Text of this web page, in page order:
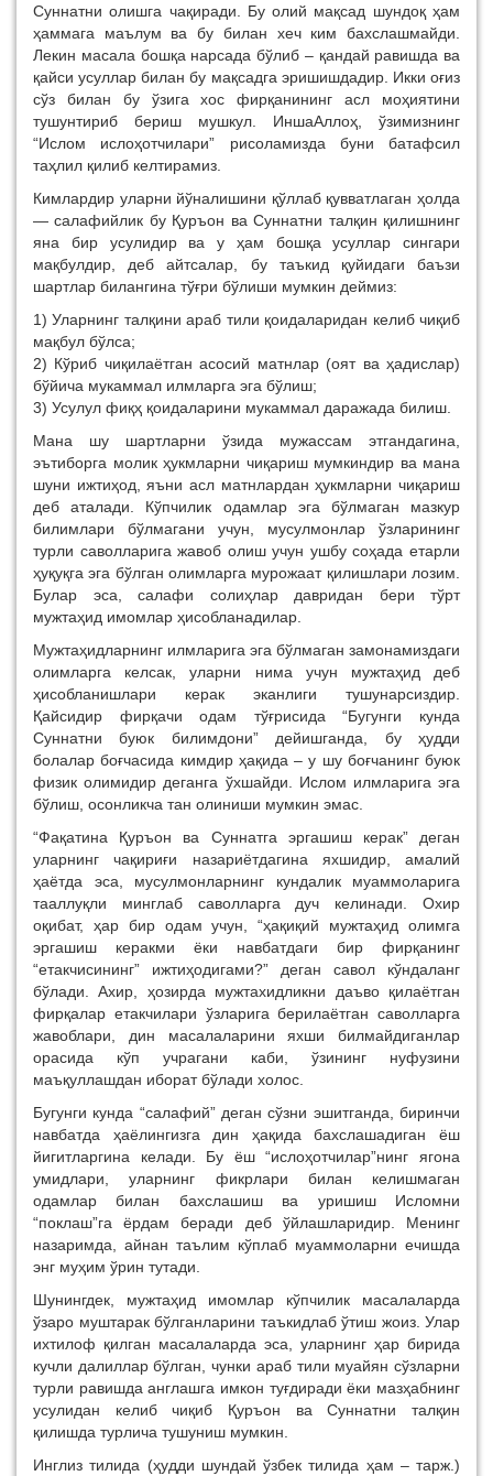
Суннатни олишга чақиради. Бу олий мақсад шундоқ ҳам
ҳаммага маълум ва бу билан хеч ким бахслашмайди.
Лекин масала бошқа нарсада бўлиб – қандай равишда ва
қайси усуллар билан бу мақсадга эришишдадир. Икки оғиз
сўз билан бу ўзига хос фирқанининг асл моҳиятини
тушунтириб бериш мушкул. ИншаАллоҳ, ўзимизнинг
“Ислом ислоҳотчилари” рисоламизда буни батафсил
таҳлил қилиб келтирамиз.
Кимлардир уларни йўналишини қўллаб қувватлаган ҳолда
— салафийлик бу Қуръон ва Суннатни талқин қилишнинг
яна бир усулидир ва у ҳам бошқа усуллар сингари
мақбулдир, деб айтсалар, бу таъкид қуйидаги баъзи
шартлар билангина тўғри бўлиши мумкин деймиз:
1) Уларнинг талқини араб тили қоидаларидан келиб чиқиб
мақбул бўлса;
2) Кўриб чиқилаётган асосий матнлар (оят ва ҳадислар)
бўйича мукаммал илмларга эга бўлиш;
3) Усулул фиқҳ қоидаларини мукаммал даражада билиш.
Мана шу шартларни ўзида мужассам этгандагина,
эътиборга молик ҳукмларни чиқариш мумкиндир ва мана
шуни ижтиҳод, яъни асл матнлардан ҳукмларни чиқариш
деб аталади. Кўпчилик одамлар эга бўлмаган мазкур
билимлари бўлмагани учун, мусулмонлар ўзларининг
турли саволларига жавоб олиш учун ушбу соҳада етарли
ҳуқуқга эга бўлган олимларга мурожаат қилишлари лозим.
Булар эса, салафи солиҳлар давридан бери тўрт
мужтаҳид имомлар ҳисобланадилар.
Мужтаҳидларнинг илмларига эга бўлмаган замонамиздаги
олимларга келсак, уларни нима учун мужтаҳид деб
ҳисобланишлари керак эканлиги тушунарсиздир.
Қайсидир фирқачи одам тўғрисида “Бугунги кунда
Суннатни буюк билимдони” дейишганда, бу ҳудди
болалар боғчасида кимдир ҳақида – у шу боғчанинг буюк
физик олимидир деганга ўхшайди. Ислом илмларига эга
бўлиш, осонликча тан олиниши мумкин эмас.
“Фақатина Қуръон ва Суннатга эргашиш керак” деган
уларнинг чақириғи назариётдагина яхшидир, амалий
ҳаётда эса, мусулмонларнинг кундалик муаммоларига
тааллуқли минглаб саволларга дуч келинади. Охир
оқибат, ҳар бир одам учун, “ҳақиқий мужтаҳид олимга
эргашиш керакми ёки навбатдаги бир фирқанинг
“етакчисининг” ижтиҳодигами?” деган савол кўндаланг
бўлади. Ахир, ҳозирда мужтахидликни даъво қилаётган
фирқалар етакчилари ўзларига берилаётган саволларга
жавоблари, дин масалаларини яхши билмайдиганлар
орасида кўп учрагани каби, ўзининг нуфузини
маъқуллашдан иборат бўлади холос.
Бугунги кунда “салафий” деган сўзни эшитганда, биринчи
навбатда ҳаёлингизга дин ҳақида бахслашадиган ёш
йигитларгина келади. Бу ёш “ислоҳотчилар”нинг ягона
умидлари, уларнинг фикрлари билан келишмаган
одамлар билан бахслашиш ва уришиш Исломни
“поклаш”га ёрдам беради деб ўйлашларидир. Менинг
назаримда, айнан таълим кўплаб муаммоларни ечишда
энг муҳим ўрин тутади.
Шунингдек, мужтаҳид имомлар кўпчилик масалаларда
ўзаро муштарак бўлганларини таъкидлаб ўтиш жоиз. Улар
ихтилоф қилган масалаларда эса, уларнинг ҳар бирида
кучли далиллар бўлган, чунки араб тили муайян сўзларни
турли равишда англашга имкон туғдиради ёки мазҳабнинг
усулидан келиб чиқиб Қуръон ва Суннатни талқин
қилишда турлича тушуниш мумкин.
Инглиз тилида (ҳудди шундай ўзбек тилида ҳам – тарж.)